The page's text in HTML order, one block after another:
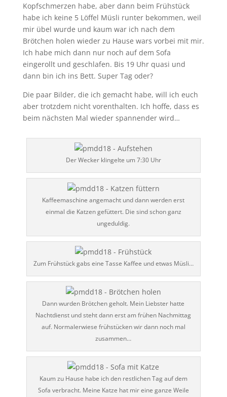
Kopfschmerzen habe, aber dann beim Frühstück
habe ich keine 5 Löffel Müsli runter bekommen, weil
mir übel wurde und kaum war ich nach dem
Brötchen holen wieder zu Hause wars vorbei mit mir.
Ich habe mich dann nur noch auf dem Sofa
eingerollt und geschlafen. Bis 19 Uhr quasi und
dann bin ich ins Bett. Super Tag oder?
Die paar Bilder, die ich gemacht habe, will ich euch
aber trotzdem nicht vorenthalten. Ich hoffe, dass es
beim nächsten Mal wieder spannender wird…
Der Wecker klingelte um 7:30 Uhr
Kaffeemaschine angemacht und dann werden erst
einmal die Katzen gefüttert. Die sind schon ganz
ungeduldig.
Zum Frühstück gabs eine Tasse Kaffee und etwas Müsli…
Dann wurden Brötchen geholt. Mein Liebster hatte
Nachtdienst und steht dann erst am frühen Nachmittag
auf. Normalerwiese frühstücken wir dann noch mal
zusammen…
Kaum zu Hause habe ich den restlichen Tag auf dem
Sofa verbracht. Meine Katze hat mir eine ganze Weile